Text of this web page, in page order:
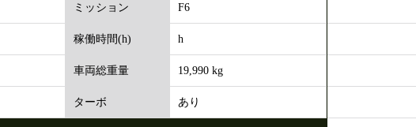
ミッション F6
稼働時間(h) h
車両総重量 19,990 kg
ターボ あり